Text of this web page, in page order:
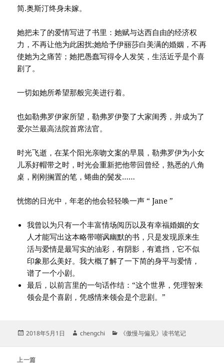
简.奥斯汀终身未嫁。
她把未了的爱情写进了书里：她赋与达西自由的经济权
力，不再让他为此困扰;她给予伊丽莎白美满的婚姻，不再
使她为之痛苦；她把愚蠢写得令人发笑，生活近乎是个喜
剧了。
一切如她所希望那般完美进行着。
也如勒弗罗伊家所望，勒弗罗伊娶了大家闺秀，并成为了
爱尔兰最高法院首席法官。
时光飞逝，在某个阳光亲吻文案的早晨，勒弗罗伊为小女
儿系好帽带之时，时光会重新把他带回曾经，熟悉的八角
桌，刚刚搁置的笔，蜷曲的鬓发……
恍惚的日光中，年老的他会轻轻唤一声 “ Jane ”
我曾以为只有一个丰富情场阅历以及有幸福婚姻的女
人才能写出这本略带嘲讽幽默的书，只是发现原来生
活与爱情是最写实的油彩，有阴影，有遮挡，它不似
印象那么美好。我大概了解了一下简的身平与爱情，
谱了一个小剧。
最后，以前言里的一句话作结：“这个世界，凭理智来
领会是个喜剧，凭感情来领会是个悲剧。”
发
2018年5月1日
作
chengchi
分《傲慢与偏见》读书笔记
上一篇